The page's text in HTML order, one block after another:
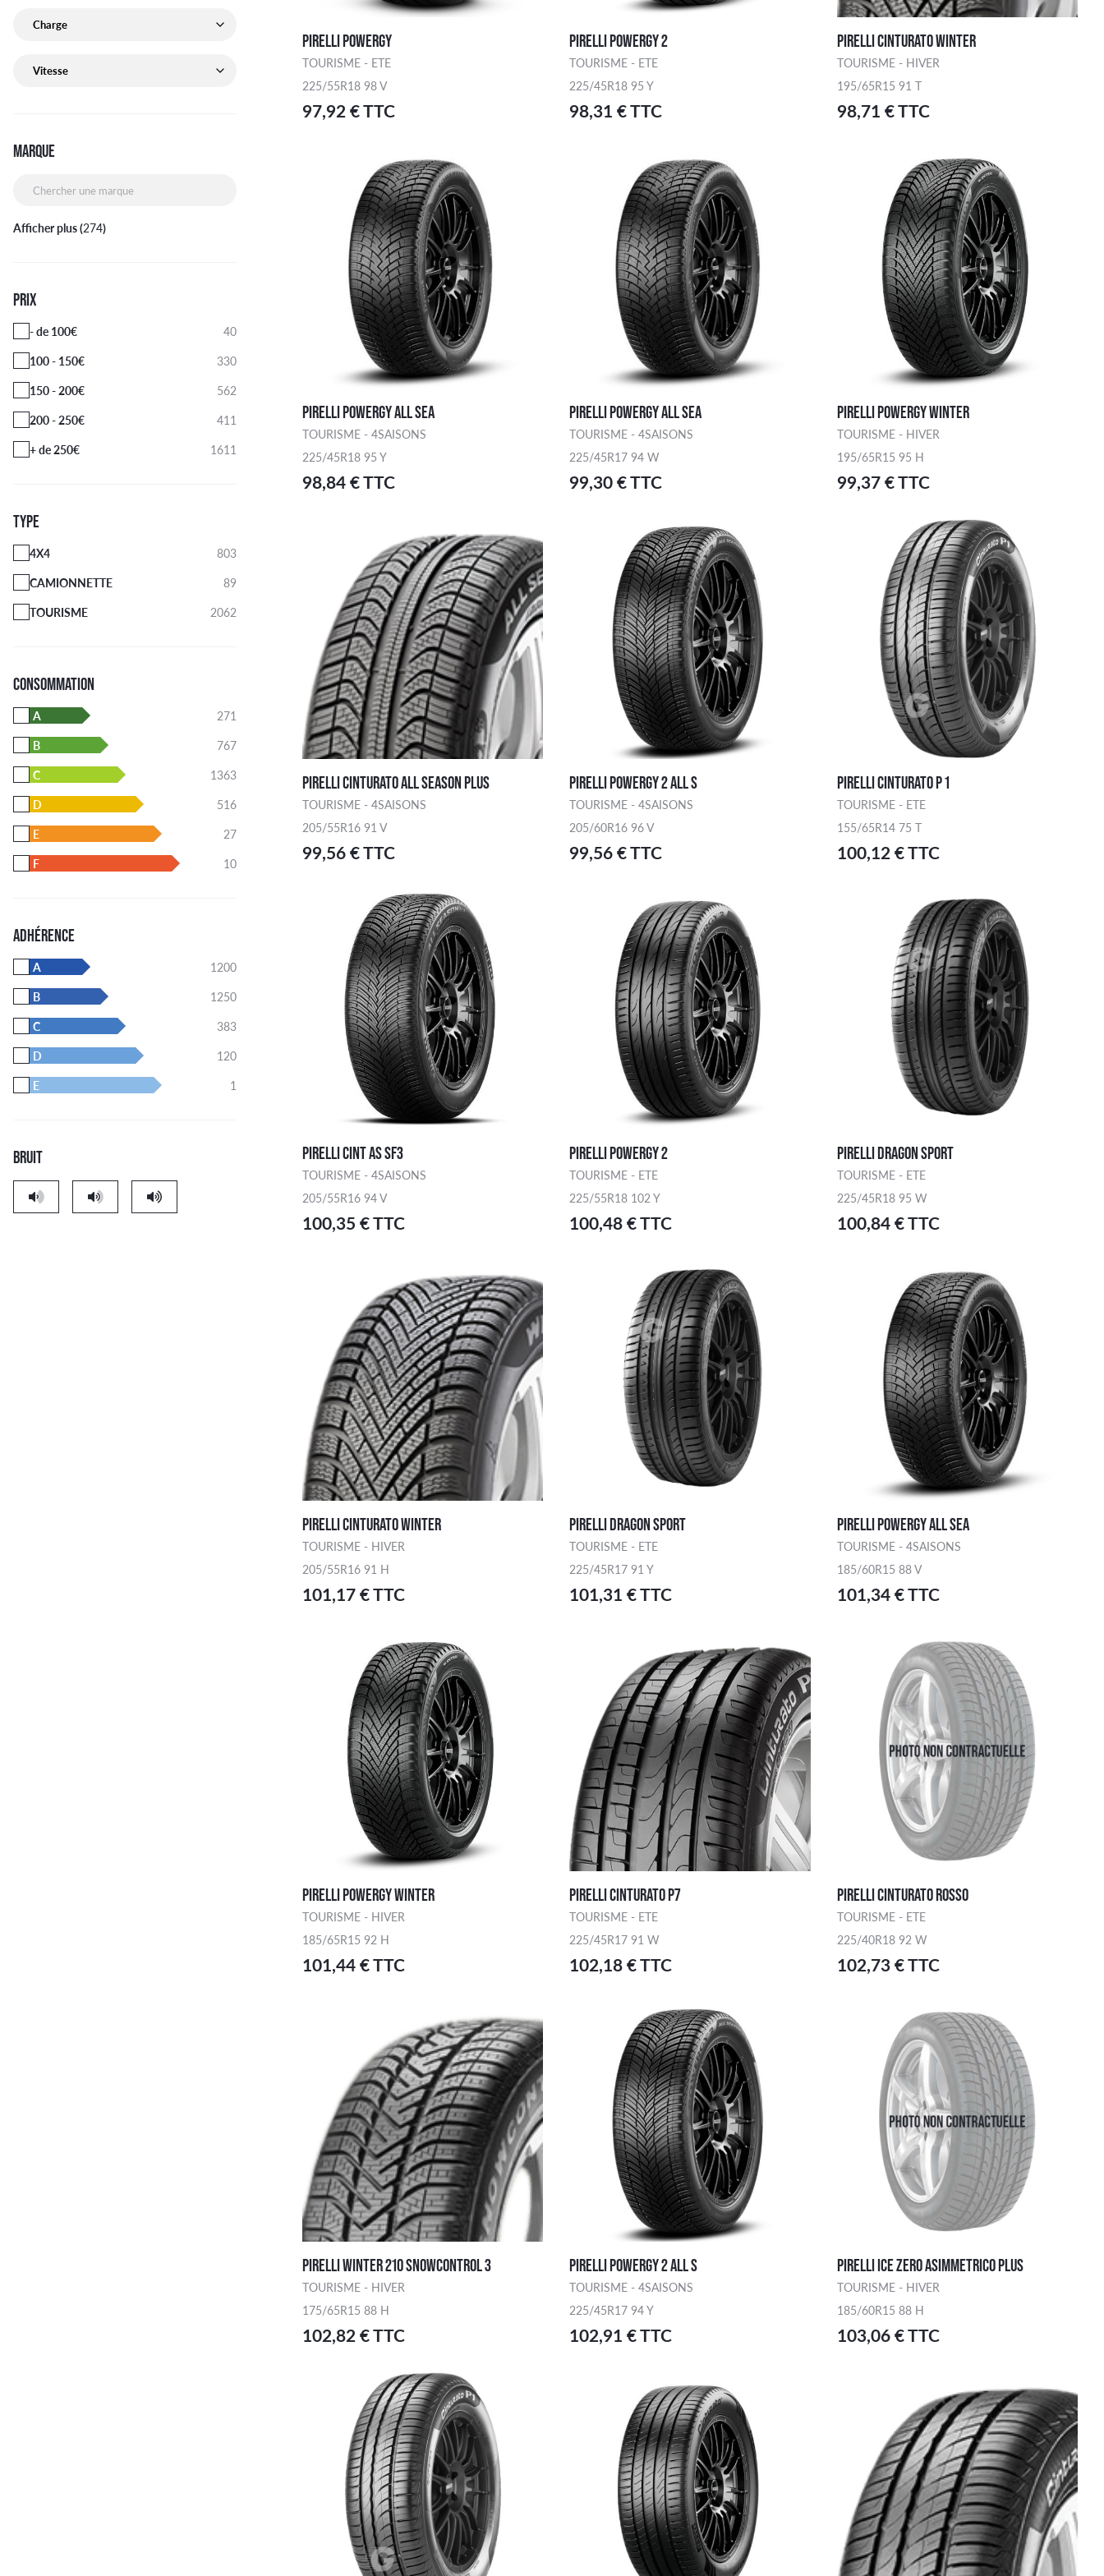
MARQUE
Chercher une marque
Afficher plus (274)
PRIX
- de 100€
40
100 - 150€
330
150 - 200€
562
200 - 250€
411
+ de 250€
1611
TYPE
4X4
803
CAMIONNETTE
89
TOURISME
2062
CONSOMMATION
A
271
B
767
C
1363
D
516
E
27
F
10
ADHÉRENCE
A
1200
B
1250
C
383
D
120
E
1
BRUIT
PIRELLI POWERGY
TOURISME - ETE
225/55R18 98 V
97,92 € TTC
PIRELLI POWERGY 2
TOURISME - ETE
225/45R18 95 Y
98,31 € TTC
PIRELLI CINTURATO WINTER
TOURISME - HIVER
195/65R15 91 T
98,71 € TTC
PIRELLI POWERGY ALL SEA
TOURISME - 4SAISONS
225/45R18 95 Y
98,84 € TTC
PIRELLI POWERGY ALL SEA
TOURISME - 4SAISONS
225/45R17 94 W
99,30 € TTC
PIRELLI POWERGY WINTER
TOURISME - HIVER
195/65R15 95 H
99,37 € TTC
PIRELLI CINTURATO ALL SEASON PLUS
TOURISME - 4SAISONS
205/55R16 91 V
99,56 € TTC
PIRELLI POWERGY 2 ALL S
TOURISME - 4SAISONS
205/60R16 96 V
99,56 € TTC
PIRELLI CINTURATO P 1
TOURISME - ETE
155/65R14 75 T
100,12 € TTC
PIRELLI CINT AS SF3
TOURISME - 4SAISONS
205/55R16 94 V
100,35 € TTC
PIRELLI POWERGY 2
TOURISME - ETE
225/55R18 102 Y
100,48 € TTC
PIRELLI DRAGON SPORT
TOURISME - ETE
225/45R18 95 W
100,84 € TTC
PIRELLI CINTURATO WINTER
TOURISME - HIVER
205/55R16 91 H
101,17 € TTC
PIRELLI DRAGON SPORT
TOURISME - ETE
225/45R17 91 Y
101,31 € TTC
PIRELLI POWERGY ALL SEA
TOURISME - 4SAISONS
185/60R15 88 V
101,34 € TTC
PIRELLI POWERGY WINTER
TOURISME - HIVER
185/65R15 92 H
101,44 € TTC
PIRELLI CINTURATO P7
TOURISME - ETE
225/45R17 91 W
102,18 € TTC
PIRELLI CINTURATO ROSSO
TOURISME - ETE
225/40R18 92 W
102,73 € TTC
PIRELLI WINTER 210 SNOWCONTROL 3
TOURISME - HIVER
175/65R15 88 H
102,82 € TTC
PIRELLI POWERGY 2 ALL S
TOURISME - 4SAISONS
225/45R17 94 Y
102,91 € TTC
PIRELLI ICE ZERO ASIMMETRICO PLUS
TOURISME - HIVER
185/60R15 88 H
103,06 € TTC